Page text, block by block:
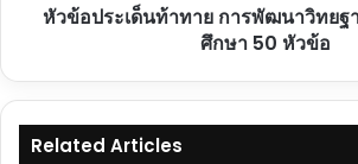
ทักษะ
ศตวรรษ
21
หัวข้อประเด็นท้าทาย การพัฒนาวิทยฐ
ศึกษา 50 หัวข้อ
Related Articles